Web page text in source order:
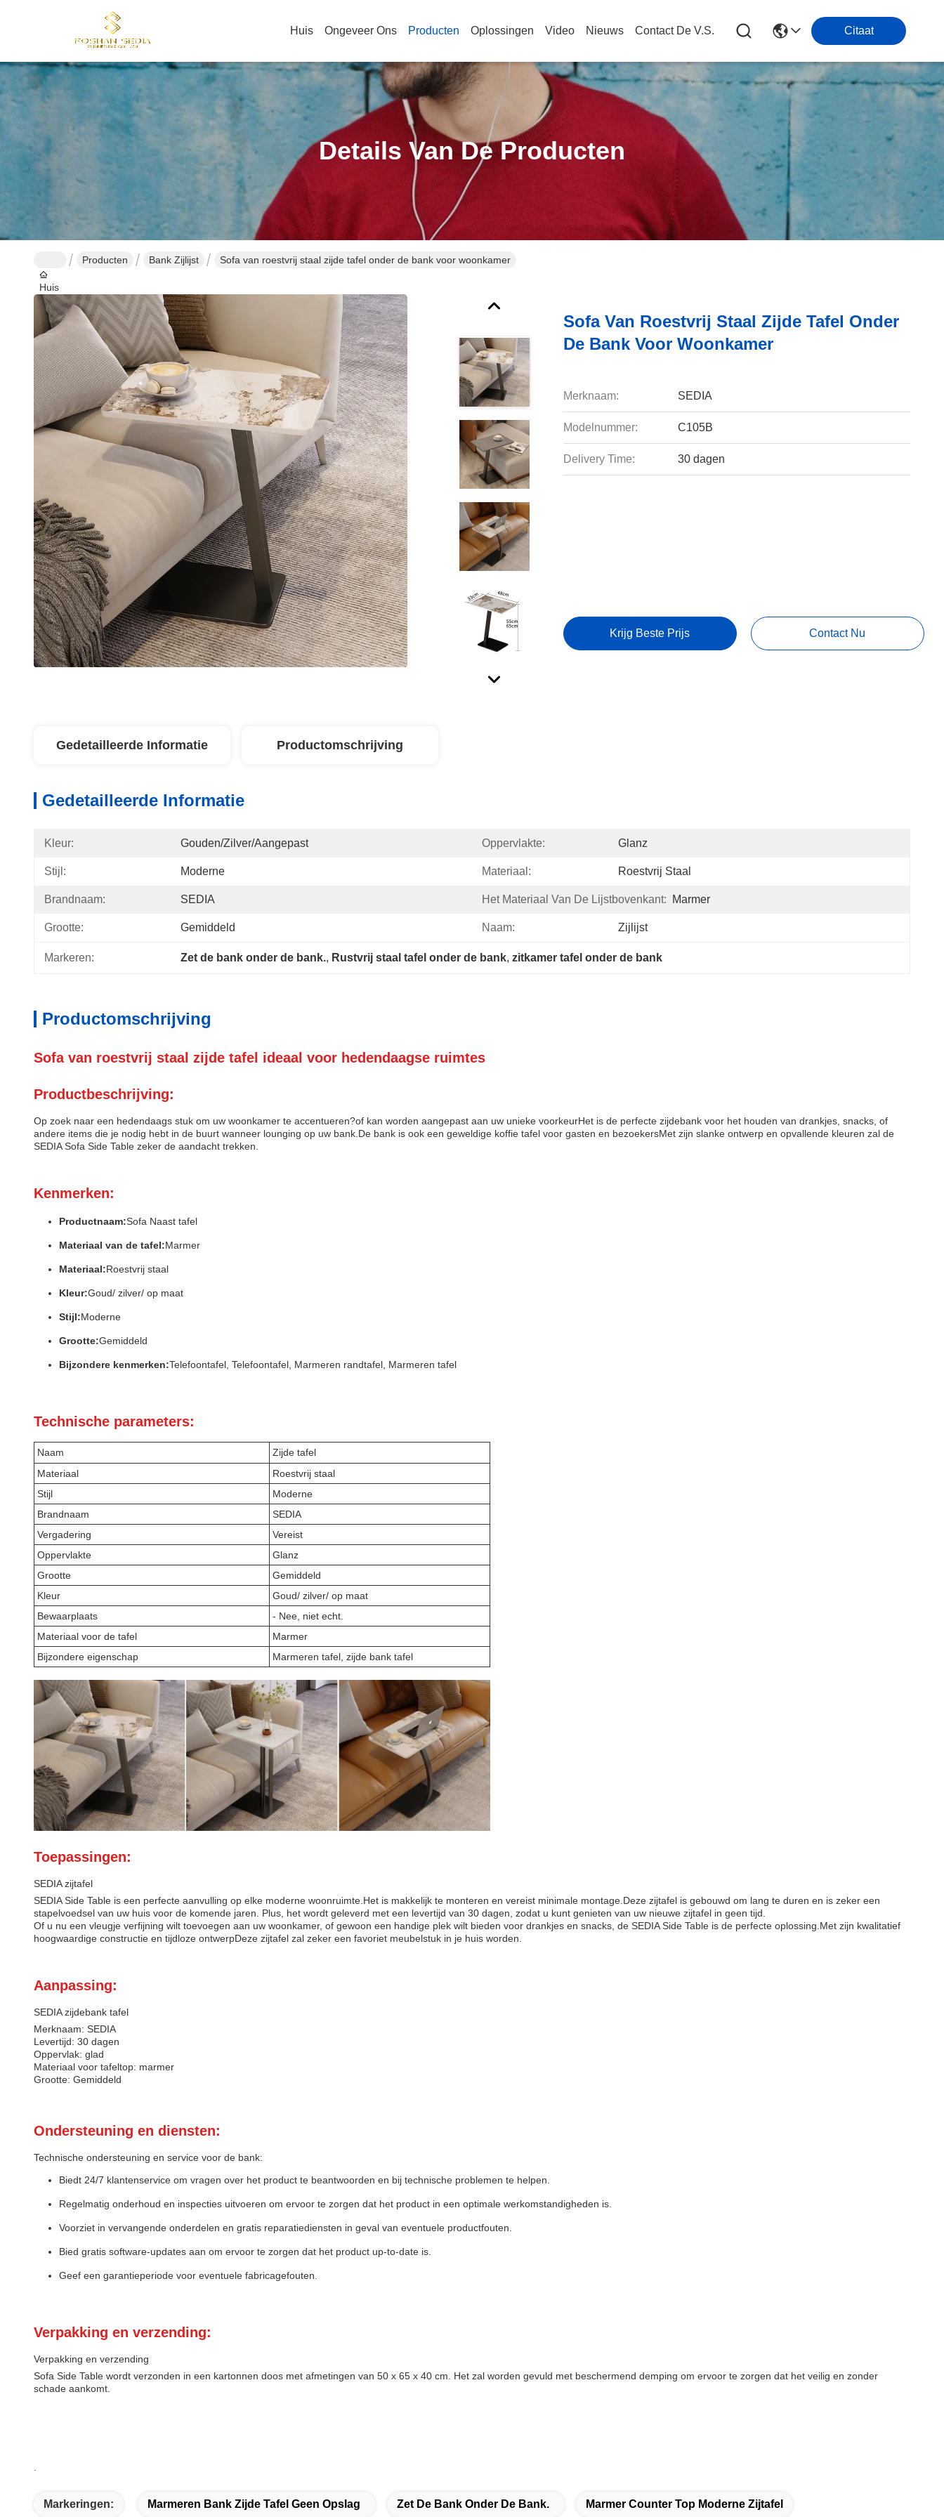
Huis Ongeveer Ons Producten Oplossingen Video Nieuws Contact De V.s. Citaat
Details Van De Producten
Huis
Producten Bank Zijlijst Sofa van roestvrij staal zijde tafel onder de bank voor woonkamer
Sofa Van Roestvrij Staal Zijde Tafel Onder
De Bank Voor Woonkamer
Merknaam: SEDIA
Modelnummer: C105B
Delivery Time: 30 dagen
Krijg Beste Prijs Contact Nu
Gedetailleerde Informatie Productomschrijving
Gedetailleerde Informatie
Kleur: Gouden/Zilver/aangepast Oppervlakte: Glanz
Stijl: Moderne Materiaal: Roestvrij Staal
Brandnaam: SEDIA Het Materiaal Van De Lijstbovenkant: Marmer
Grootte: Gemiddeld Naam: Zijlijst
Markeren: Zet de bank onder de bank., Rustvrij staal tafel onder de bank, zitkamer tafel onder de bank
Productomschrijving
Sofa van roestvrij staal zijde tafel ideaal voor hedendaagse ruimtes
Productbeschrijving:
Op zoek naar een hedendaags stuk om uw woonkamer te accentueren?of kan worden aangepast aan uw unieke voorkeurHet is de perfecte zijdebank voor het houden van drankjes, snacks, of
andere items die je nodig hebt in de buurt wanneer lounging op uw bank.De bank is ook een geweldige koffie tafel voor gasten en bezoekersMet zijn slanke ontwerp en opvallende kleuren zal de
SEDIA Sofa Side Table zeker de aandacht trekken.
Kenmerken:
Productnaam:Sofa Naast tafel
Materiaal van de tafel:Marmer
Materiaal:Roestvrij staal
Kleur:Goud/ zilver/ op maat
Stijl:Moderne
Grootte:Gemiddeld
Bijzondere kenmerken:Telefoontafel, Telefoontafel, Marmeren randtafel, Marmeren tafel
Technische parameters:
Naam
Zijde tafel
Materiaal
Roestvrij staal
Stijl
Moderne
Brandnaam
SEDIA
Vergadering
Vereist
Oppervlakte
Glanz
Grootte
Gemiddeld
Kleur
Goud/ zilver/ op maat
Bewaarplaats
- Nee, niet echt.
Materiaal voor de tafel
Marmer
Bijzondere eigenschap
Marmeren tafel, zijde bank tafel
Toepassingen:
SEDIA zijtafel
SEDIA Side Table is een perfecte aanvulling op elke moderne woonruimte.Het is makkelijk te monteren en vereist minimale montage.Deze zijtafel is gebouwd om lang te duren en is zeker een
stapelvoedsel van uw huis voor de komende jaren. Plus, het wordt geleverd met een levertijd van 30 dagen, zodat u kunt genieten van uw nieuwe zijtafel in geen tijd.
Of u nu een vleugje verfijning wilt toevoegen aan uw woonkamer, of gewoon een handige plek wilt bieden voor drankjes en snacks, de SEDIA Side Table is de perfecte oplossing.Met zijn kwalitatief
hoogwaardige constructie en tijdloze ontwerpDeze zijtafel zal zeker een favoriet meubelstuk in je huis worden.
Aanpassing:
SEDIA zijdebank tafel
Merknaam: SEDIA
Levertijd: 30 dagen
Oppervlak: glad
Materiaal voor tafeltop: marmer
Grootte: Gemiddeld
Ondersteuning en diensten:
Technische ondersteuning en service voor de bank:
Biedt 24/7 klantenservice om vragen over het product te beantwoorden en bij technische problemen te helpen.
Regelmatig onderhoud en inspecties uitvoeren om ervoor te zorgen dat het product in een optimale werkomstandigheden is.
Voorziet in vervangende onderdelen en gratis reparatiediensten in geval van eventuele productfouten.
Bied gratis software-updates aan om ervoor te zorgen dat het product up-to-date is.
Geef een garantieperiode voor eventuele fabricagefouten.
Verpakking en verzending:
Verpakking en verzending
Sofa Side Table wordt verzonden in een kartonnen doos met afmetingen van 50 x 65 x 40 cm. Het zal worden gevuld met beschermend demping om ervoor te zorgen dat het veilig en zonder
schade aankomt.
Markeringen: Marmeren Bank Zijde Tafel Geen Opslag Zet De Bank Onder De Bank. Marmer Counter Top Moderne Zijtafel